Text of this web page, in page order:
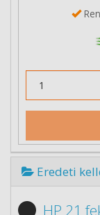
Eredeti
HP 21